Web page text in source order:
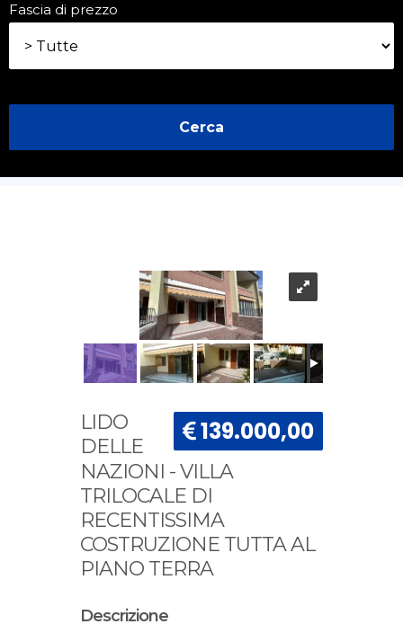
Fascia di prezzo
Cerca
139.000,00
LIDO
DELLE
NAZIONI - VILLA
TRILOCALE DI
RECENTISSIMA
COSTRUZIONE TUTTA AL
PIANO TERRA
Descrizione